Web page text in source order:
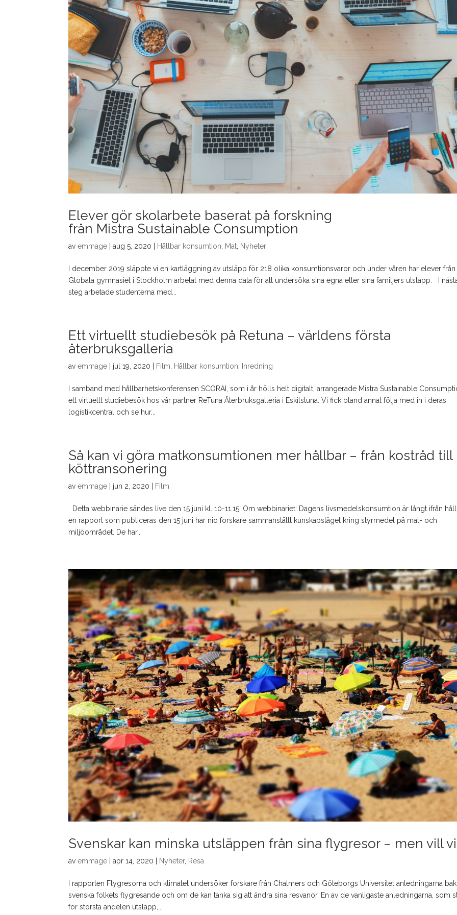
Elever gör skolarbete baserat på forskning
från Mistra Sustainable Consumption
avemmage |aug 5, 2020 Hållbar konsumtion Mat Nyheter
I december 2019 släppte vi en kartläggning av utsläpp för 218 olika konsumtionsvaror och under våren har elever från
Globala gymnasiet i Stockholm arbetat med denna data för att undersöka sina egna eller sina familjers utsläpp. I
steg arbetade studenterna med...
Ett virtuellt studiebesök på Retuna – världens första
återbruksgalleria
avemmage jul 19, 2020 Film Hållbar konsumtion Inredning
I samband med hållbarhetskonferensen SCORAI, som i år hölls helt digitalt, arrangerade Mistra Sustainable
ett virtuellt studiebesök hos vår partner ReTuna Återbruksgalleria i Eskilstuna. Vi fick bland annat följa med in i deras
logistikcentral och se hur...
Så kan vi göra matkonsumtionen mer hållbar – från kostråd till
köttransonering
avemmage jun 2, 2020 Film
Detta webbinarie sändes live den 15 juni kl. 10-11.15. Om webbinariet: Dagens livsmedelskonsumtion är långt ifrån
en rapport som publiceras den 15 juni har nio forskare sammanställt kunskapsläget kring styrmedel på mat- och
miljöområdet. De har...
Svenskar kan minska utsläppen från sina flygresor – men vill
avemmage |apr 14, 2020 Nyheter, Resa
I rapporten Flygresorna och klimatet undersöker forskare från Chalmers och Göteborgs Universitet anledningarna
svenska folkets flygresande och om de kan tänka sig att ändra sina resvanor. En av de vanligaste anledningarna, som
för största andelen utsläpp,...